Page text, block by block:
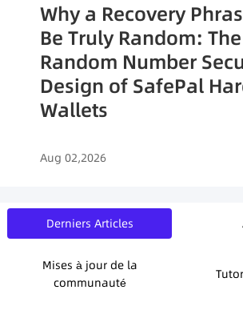
Why a Recovery
Be Truly Random: The
Random Number
Design of SafePal
Wallets
Aug 02,2026
Derniers Articles
Mises à jour de la
communauté